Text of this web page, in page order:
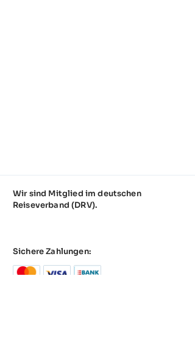
Wir sind Mitglied im deutschen
Reiseverband (DRV).
Sichere Zahlungen: